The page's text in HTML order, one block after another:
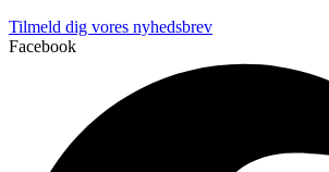
Tilmeld dig vores nyhedsbrev
Facebook